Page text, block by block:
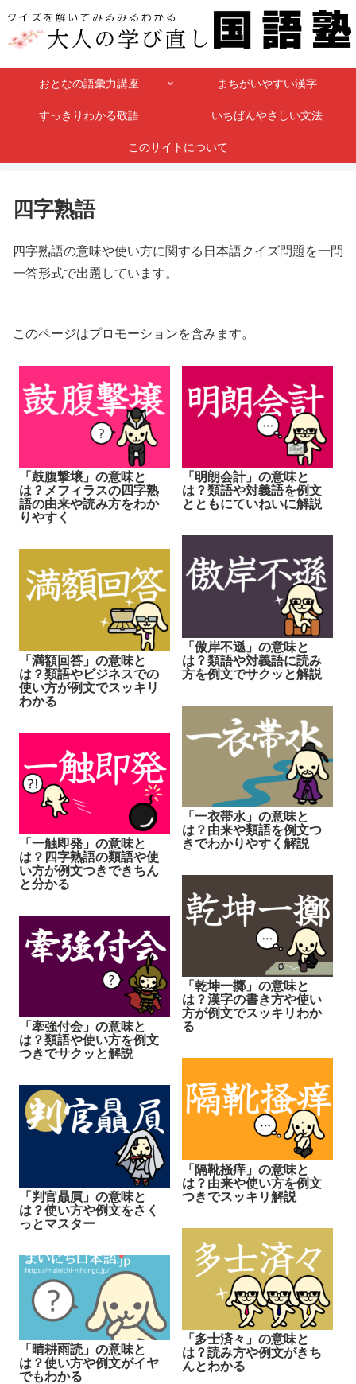
おとなの語彙力講座 まちがいやすい漢字
すっきりわかる敬語 いちばんやさしい文法
このサイトについて
四字熟語
四字熟語の意味や使い方に関する日本語クイズ問題を一問
一答形式で出題しています。
このページはプロモーションを含みます。
「鼓腹撃壌」の意味と
は？メフィラスの四字熟
語の由来や読み方をわか
りやすく
「明朗会計」の意味と
は？類語や対義語を例文
とともにていねいに解説
「傲岸不遜」の意味と
は？類語や対義語に読み
方を例文でサクッと解説
「満額回答」の意味と
は？類語やビジネスでの
使い方が例文でスッキリ
わかる
「一衣帯水」の意味と
は？由来や類語を例文つ
きでわかりやすく解説
「一触即発」の意味と
は？四字熟語の類語や使
い方が例文つきできちん
と分かる
「乾坤一擲」の意味と
は？漢字の書き方や使い
方が例文でスッキリわか
る
「牽強付会」の意味と
は？類語や使い方を例文
つきでサクッと解説
「隔靴掻痒」の意味と
は？由来や使い方を例文
つきでスッキリ解説
「判官贔屓」の意味と
は？使い方や例文をさく
っとマスター
「多士済々」の意味と
は？読み方や例文がきち
んとわかる
「晴耕雨読」の意味と
は？使い方や例文がイヤ
でもわかる